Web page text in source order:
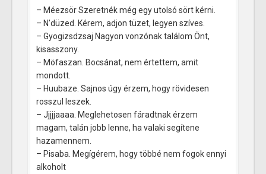
– Méezsör Szeretnék még egy utolsó sört kérni.
– N’düzed. Kérem, adjon tüzet, legyen szíves.
– Gyogizsdzsaj Nagyon vonzónak találom Önt,
kisasszony.
– Möfaszan. Bocsánat, nem értettem, amit
mondott.
– Huubaze. Sajnos úgy érzem, hogy rövidesen
rosszul leszek.
– Jjjjjaaaa. Meglehetosen fáradtnak érzem
magam, talán jobb lenne, ha valaki segítene
hazamennem.
– Pisaba. Megígérem, hogy többé nem fogok ennyi
alkoholt